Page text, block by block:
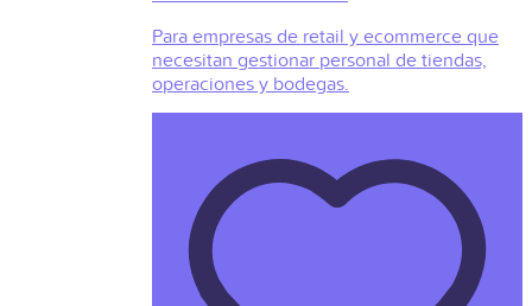
Para empresas de retail y ecommerce que
necesitan gestionar personal de tiendas,
operaciones y bodegas.